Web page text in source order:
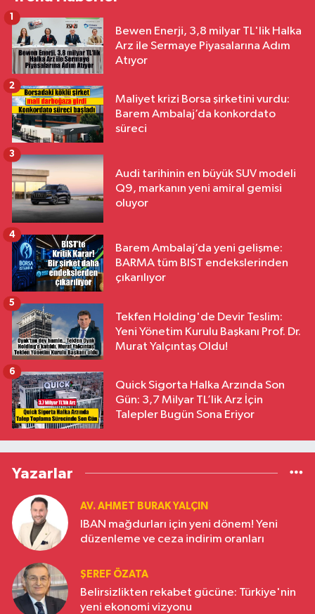
Bewen Enerji, 3,8 milyar TL'lik Halka
Arz ile Sermaye Piyasalarına Adım
Atıyor
1
Maliyet krizi Borsa şirketini vurdu:
Barem Ambalaj’da konkordato
süreci
2
Audi tarihinin en büyük SUV modeli
Q9, markanın yeni amiral gemisi
oluyor
3
Barem Ambalaj’da yeni gelişme:
BARMA tüm BIST endekslerinden
çıkarılıyor
4
Tekfen Holding'de Devir Teslim:
Yeni Yönetim Kurulu Başkanı Prof. Dr.
Murat Yalçıntaş Oldu!
5
Quick Sigorta Halka Arzında Son
Gün: 3,7 Milyar TL’lik Arz İçin
Talepler Bugün Sona Eriyor
6
Yazarlar
AV. AHMET BURAK YALÇIN
IBAN mağdurları için yeni dönem! Yeni
düzenleme ve ceza indirim oranları
ŞEREF ÖZATA
Belirsizlikten rekabet gücüne: Türkiye'nin
yeni ekonomi vizyonu